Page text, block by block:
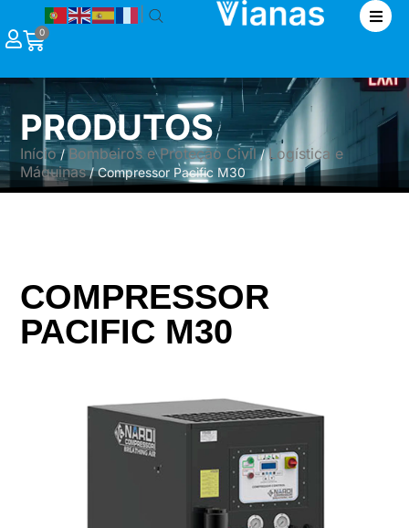
0
PRODUTOS
Início/ Bombeiros e Proteção Civil/Logística e
Máquinas/ Compressor Pacific M30
COMPRESSOR
PACIFIC M30